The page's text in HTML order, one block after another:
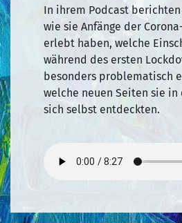
In ihrem Podcast berichten
wie sie Anfänge der
erlebt haben, welche
während des ersten
besonders problematisch
welche neuen Seiten sie in
sich selbst entdeckten.